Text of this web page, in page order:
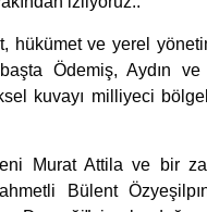
hükümet ve yerel
Ödemiş, Aydın
kuvayı milliyeci
Murat Attila ve bir
Bülent